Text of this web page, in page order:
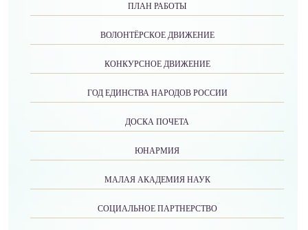
ПЛАН РАБОТЫ
ВОЛОНТЁРСКОЕ ДВИЖЕНИЕ
КОНКУРСНОЕ ДВИЖЕНИЕ
ГОД ЕДИНСТВА НАРОДОВ РОССИИ
ДОСКА ПОЧЕТА
ЮНАРМИЯ
МАЛАЯ АКАДЕМИЯ НАУК
СОЦИАЛЬНОЕ ПАРТНЕРСТВО